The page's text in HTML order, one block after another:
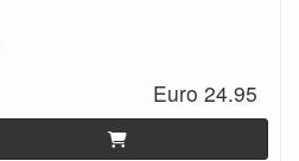
Euro 24.95